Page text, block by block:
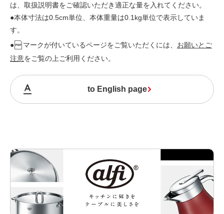
は、取扱説明書をご確認いただき適正な量を入れてください。
●本体寸法は0.5cm単位、本体重量は0.1kg単位で表示していま
す。
●
マークが付いているページをご覧いただくには、 お願いとご
注意をご覧の上ご利用ください。
to English page